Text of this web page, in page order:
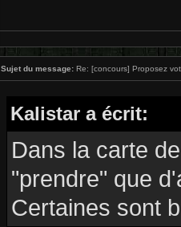
Sujet du message: Re: [concours] Proposez
Kalistar a écrit:
Dans la carte
"prendre" que
Certaines sont